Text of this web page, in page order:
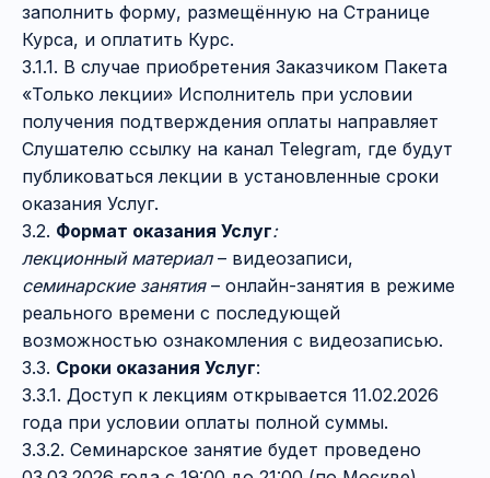
заполнить форму, размещённую на Странице
Курса, и оплатить Курс.
3.1.1. В случае приобретения Заказчиком Пакета
«Только лекции» Исполнитель при условии
получения подтверждения оплаты направляет
Слушателю ссылку на канал Telegram, где будут
публиковаться лекции в установленные сроки
оказания Услуг.
3.2. Формат оказания Услуг:
лекционный материал– видеозаписи,
семинарские занятия– онлайн-занятия в режиме
реального времени с последующей
возможностью ознакомления с видеозаписью.
3.3. Сроки оказания Услуг:
3.3.1. Доступ к лекциям открывается 11.02.2026
года при условии оплаты полной суммы.
3.3.2. Семинарское занятие будет проведено